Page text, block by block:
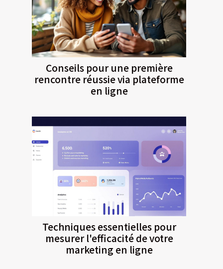
Conseils pour une première
rencontre réussie via plateforme
en ligne
Techniques essentielles pour
mesurer l'efficacité de votre
marketing en ligne